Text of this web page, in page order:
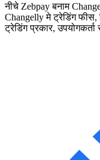
नीचे Zebpay बनाम
Changelly मे ट्रेडिंग फीस,
ट्रेडिंग प्रकार,